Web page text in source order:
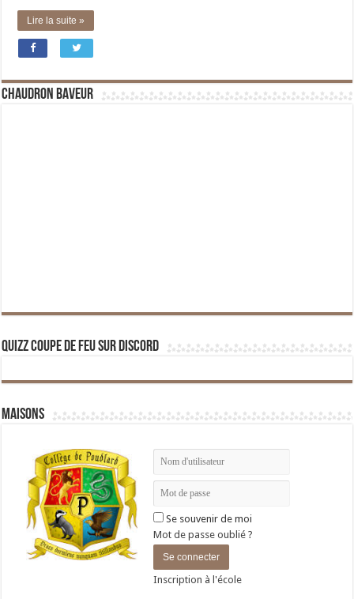
Lire la suite »
Chaudron Baveur
Quizz Coupe de Feu sur Discord
Maisons
Se souvenir de moi
Mot de passe oublié ?
Inscription à l'école